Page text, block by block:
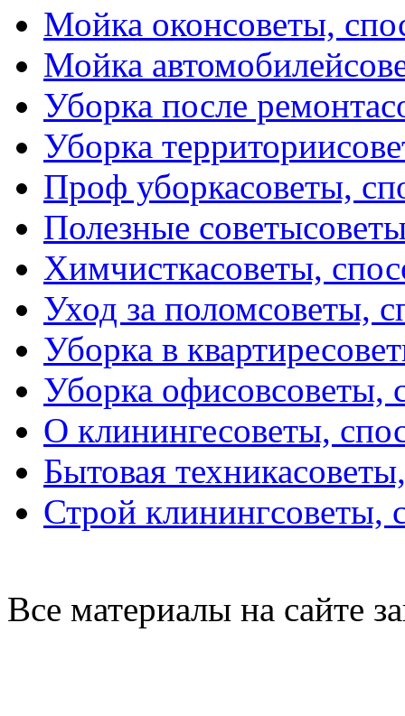
Мойка оконсоветы,
Мойка автомобилей
Уборка после ремонта
Уборка территории
Проф уборкасоветы,
Полезные советы
Химчисткасоветы,
Уход за поломсоветы,
Уборка в квартире
Уборка офисовсоветы,
О клинингесоветы,
Бытовая техника
Строй клинингсоветы,
Все материалы на сайте